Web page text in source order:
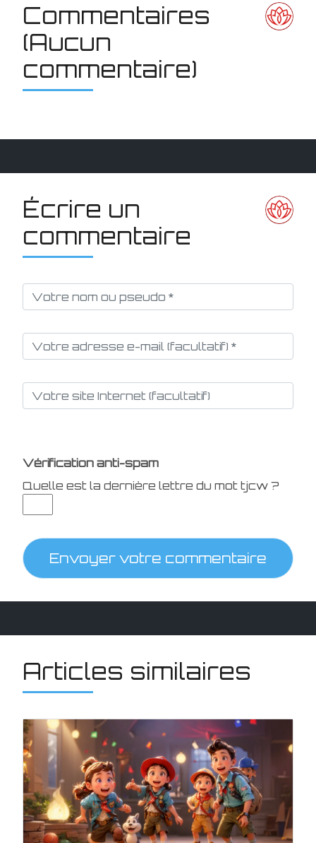
Commentaires
(Aucun
commentaire)
Écrire un
commentaire
Vérification anti-spam
Quelle est la dernière lettre du mot tjcw ?
Envoyer votre commentaire
Articles similaires